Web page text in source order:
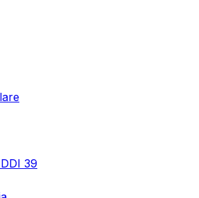
39